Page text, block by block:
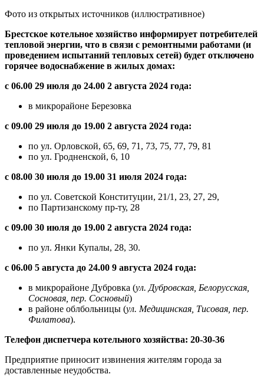
Фото из открытых источников (иллюстративное)
Брестское котельное хозяйство информирует потребителей
тепловой энергии, что в связи с ремонтными работами (и
проведением испытаний тепловых сетей) будет отключено
горячее водоснабжение в жилых домах:
с 06.00 29 июля до 24.00 2 августа 2024 года:
в микрорайоне Березовка
с 09.00 29 июля до 19.00 2 августа 2024 года:
по ул. Орловской, 65, 69, 71, 73, 75, 77, 79, 81
по ул. Гродненской, 6, 10
с 08.00 30 июля до 19.00 31 июля 2024 года:
по ул. Советской Конституции, 21/1, 23, 27, 29,
по Партизанскому пр-ту, 28
с 09.00 30 июля до 19.00 2 августа 2024 года:
по ул. Янки Купалы, 28, 30.
с 06.00 5 августа до 24.00 9 августа 2024 года:
в микрорайоне Дубровка (ул. Дубровская, Белорусская,
Сосновая, пер. Сосновый)
в районе облбольницы (ул. Медицинская, Тисовая, пер.
Филатова).
Телефон диспетчера котельного хозяйства: 20-30-36
Предприятие приносит извинения жителям города за
доставленные неудобства.